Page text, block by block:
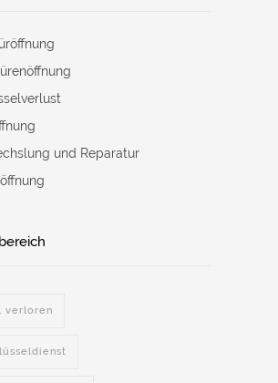
und Reparatur
verloren